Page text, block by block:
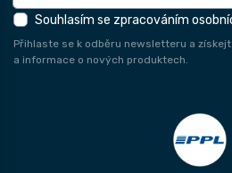
Souhlasím se zpracováním
Přihlaste se k odběru newsletteru a
a informace o nových produktech.